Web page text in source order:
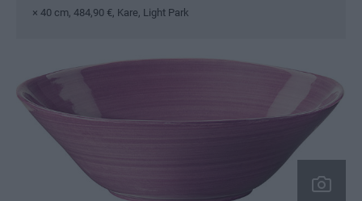
× 40 cm, 484,90 €, Kare, Light Park